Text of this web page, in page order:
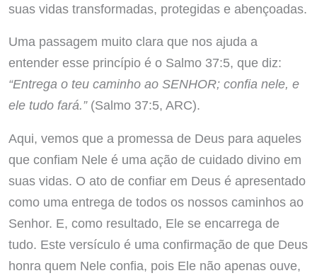
suas vidas transformadas, protegidas e abençoadas.
Uma passagem muito clara que nos ajuda a
entender esse princípio é o Salmo 37:5, que diz:
“Entrega o teu caminho ao SENHOR; confia nele, e
ele tudo fará.”(Salmo 37:5, ARC).
Aqui, vemos que a promessa de Deus para aqueles
que confiam Nele é uma ação de cuidado divino em
suas vidas. O ato de confiar em Deus é apresentado
como uma entrega de todos os nossos caminhos ao
Senhor. E, como resultado, Ele se encarrega de
tudo. Este versículo é uma confirmação de que Deus
honra quem Nele confia, pois Ele não apenas ouve,